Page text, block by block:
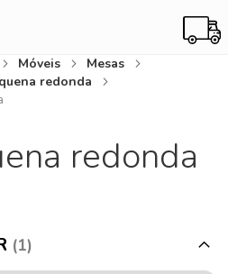
Móveis
Mesas
redonda
redonda